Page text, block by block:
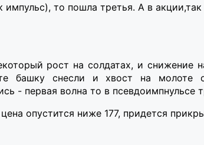
то пошла третья. А в акции,так
рост на солдатах, и снижение
башку снесли и хвост на молоте
- первая волна то в псевдоимпнульсе
опустится ниже 177, придется